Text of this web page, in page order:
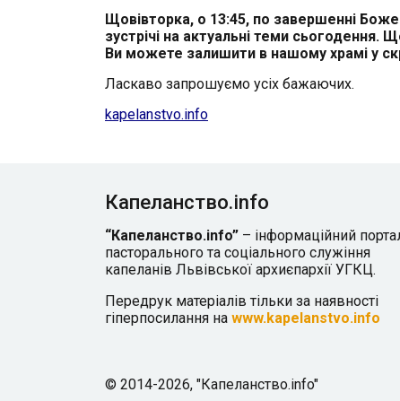
Щовівторка, о 13:45, по завершенні
зустрічі на актуальні теми сьогодення.
Ви можете залишити в нашому храмі у
Ласкаво запрошуємо усіх бажаючих.
kapelanstvo.info
Капеланство.info
“Капеланство.info” – інформаційний
пасторального та соціального служіння
капеланів Львівської архиєпархії УГКЦ.
Передрук матеріалів тільки за наявності
гіперпосилання на www.kapelanstvo.info
© 2014-2026, "Капеланство.info"